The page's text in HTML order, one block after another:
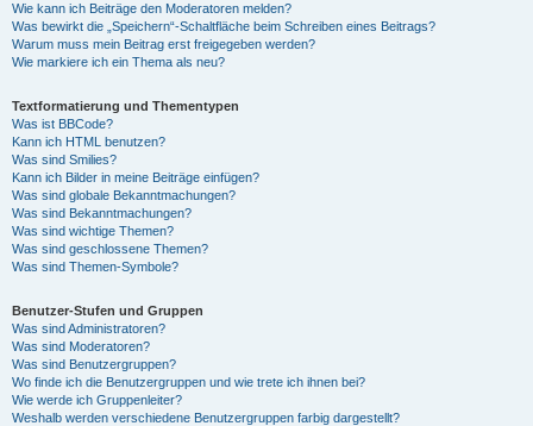
Wie kann ich Beiträge den Moderatoren melden?
Was bewirkt die „Speichern“-Schaltfläche beim Schreiben eines Beitrags?
Warum muss mein Beitrag erst freigegeben werden?
Wie markiere ich ein Thema als neu?
Textformatierung und Thementypen
Was ist BBCode?
Kann ich HTML benutzen?
Was sind Smilies?
Kann ich Bilder in meine Beiträge einfügen?
Was sind globale Bekanntmachungen?
Was sind Bekanntmachungen?
Was sind wichtige Themen?
Was sind geschlossene Themen?
Was sind Themen-Symbole?
Benutzer-Stufen und Gruppen
Was sind Administratoren?
Was sind Moderatoren?
Was sind Benutzergruppen?
Wo finde ich die Benutzergruppen und wie trete ich ihnen bei?
Wie werde ich Gruppenleiter?
Weshalb werden verschiedene Benutzergruppen farbig dargestellt?